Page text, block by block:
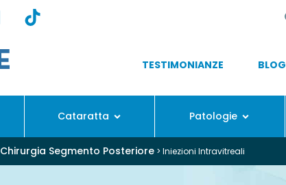
TESTIMONIANZE BLOG
Cataratta Patologie
Chirurgia Segmento Posteriore > Iniezioni Intravitreali